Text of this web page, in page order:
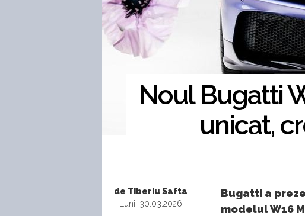
Noul Bugatti
unicat,
de Tiberiu Safta
Luni, 30.03.2026
Bugatti a
modelul W16